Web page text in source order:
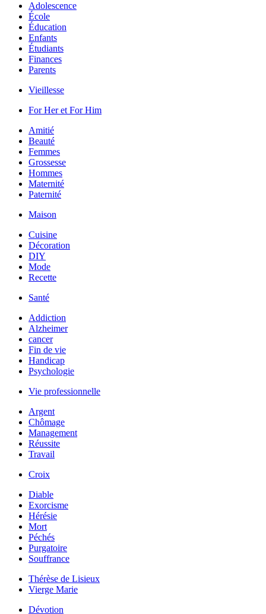
Adolescence
École
Éducation
Enfants
Étudiants
Finances
Parents
Vieillesse
For Her et For Him
Amitié
Beauté
Femmes
Grossesse
Hommes
Maternité
Paternité
Maison
Cuisine
Décoration
DIY
Mode
Recette
Santé
Addiction
Alzheimer
cancer
Fin de vie
Handicap
Psychologie
Vie professionnelle
Argent
Chômage
Management
Réussite
Travail
Croix
Diable
Exorcisme
Hérésie
Mort
Péchés
Purgatoire
Souffrance
Thérèse de Lisieux
Vierge Marie
Dévotion